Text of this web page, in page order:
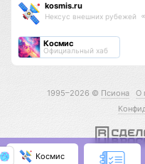
kosmis.ru
Нексус внешних рубежей
Космис
Официальный хаб
1995–2026 © Псиона О
Космис